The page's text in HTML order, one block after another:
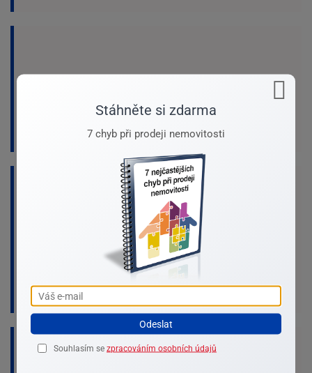
S Jiřím Tričlerem byla skvělá spolupráce bez výhrad.
Při své práci podává nadstandardní služby!
Andrea Vránová
Stáhněte si zdarma
7 chyb při prodeji nemovitosti
Odeslat
Souhlasím se zpracováním osobních údajů